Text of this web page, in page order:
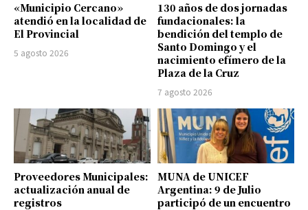
«Municipio Cercano»
atendió en la localidad de
El Provincial
5 agosto 2026
130 años de dos jornadas
fundacionales: la
bendición del templo de
Santo Domingo y el
nacimiento efímero de la
Plaza de la Cruz
7 agosto 2026
Proveedores Municipales:
actualización anual de
registros
MUNA de UNICEF
Argentina: 9 de Julio
participó de un encuentro